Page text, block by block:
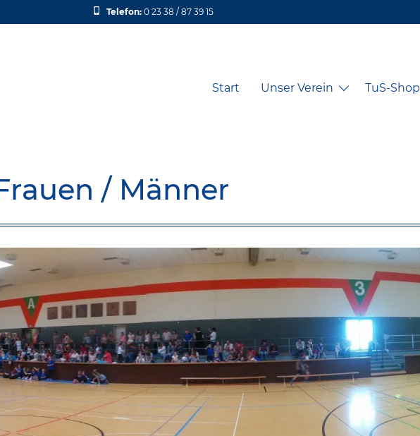
Telefon: 0 23 38 / 87 39 15
Start Unser Verein TuS-Shop
/ Männer